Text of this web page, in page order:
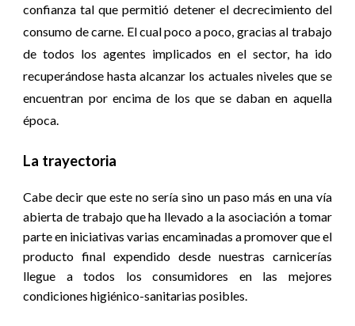
confianza tal que permitió detener el decrecimiento del
consumo de carne. El cual poco a poco, gracias al trabajo
de todos los agentes implicados en el sector, ha ido
recuperándose hasta alcanzar los actuales niveles que se
encuentran por encima de los que se daban en aquella
época.
La trayectoria
Cabe decir que este no sería sino un paso más en una vía
abierta de trabajo que ha llevado a la asociación a tomar
parte en iniciativas varias encaminadas a promover que el
producto final expendido desde nuestras carnicerías
llegue a todos los consumidores en las mejores
condiciones higiénico-sanitarias posibles.